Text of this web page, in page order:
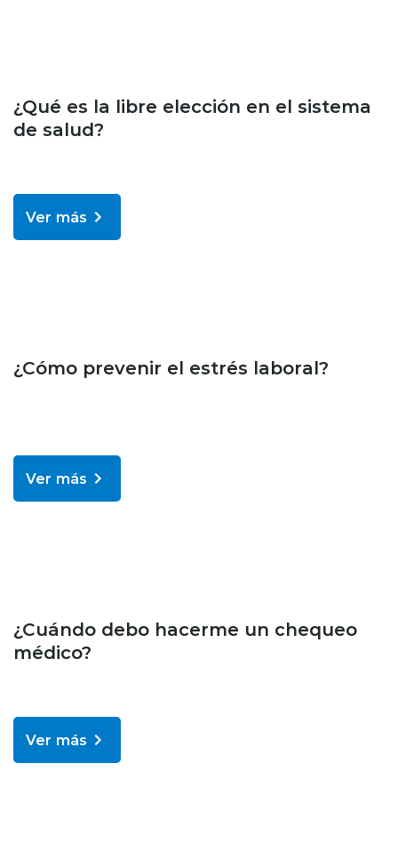
¿Qué es la libre elección en el sistema
de salud?
Ver más
¿Cómo prevenir el estrés laboral?
Ver más
¿Cuándo debo hacerme un chequeo
médico?
Ver más